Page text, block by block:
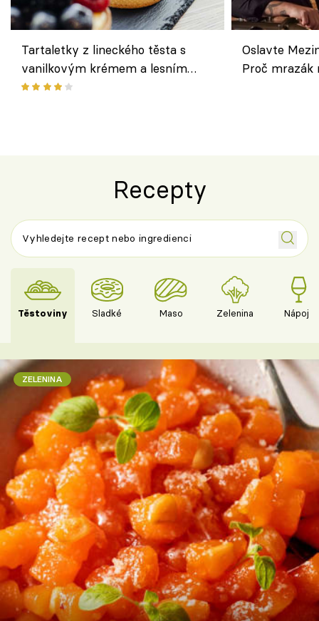
Tartaletky z lineckého těsta s
vanilkovým krémem a lesním
ovocem podle Bread Society
Oslavte
Proč
Recepty
Těstoviny Sladké Maso Zelenina Nápoje
ZELENINA